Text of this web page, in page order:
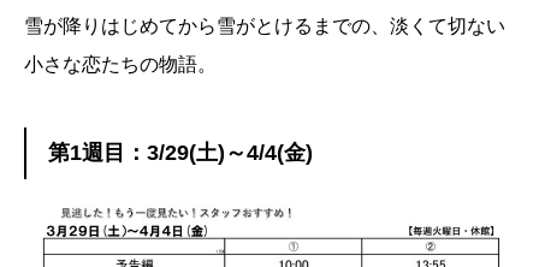
雪が降りはじめてから雪がとけるまでの、淡くて切ない
小さな恋たちの物語。
第1週目：3/29(土)～4/4(金)